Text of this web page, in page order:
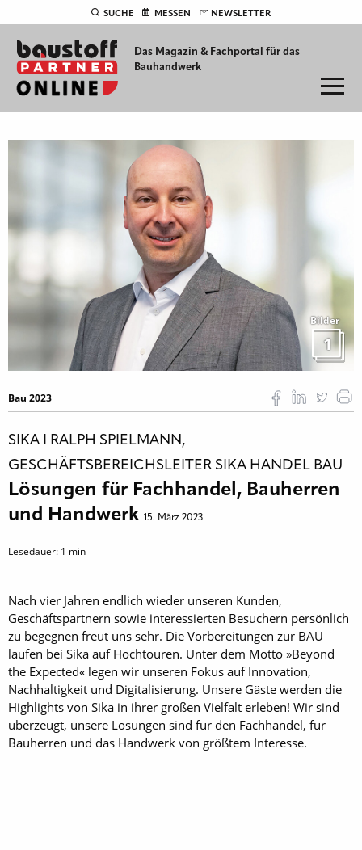
SUCHE MESSEN NEWSLETTER
Das Magazin & Fachportal für das
Bauhandwerk
Bilder
1
Bau 2023
SIKA Ι RALPH SPIELMANN,
GESCHÄFTSBEREICHSLEITER SIKA HANDEL BAU
Lösungen für Fachhandel, Bauherren
und Handwerk 15. März 2023
Lesedauer: 1 min
Nach vier Jahren endlich wieder unseren Kunden,
Geschäftspartnern sowie interessierten Besuchern persönlich
zu begegnen freut uns sehr. Die Vorbereitungen zur BAU
laufen bei Sika auf Hochtouren. Unter dem Motto »Beyond
the Expected« legen wir unseren Fokus auf Innovation,
Nachhaltigkeit und Digitalisierung. Unsere Gäste werden die
Highlights von Sika in ihrer großen Vielfalt erleben! Wir sind
überzeugt, unsere Lösungen sind für den Fachhandel, für
Bauherren und das Handwerk von größtem Interesse.